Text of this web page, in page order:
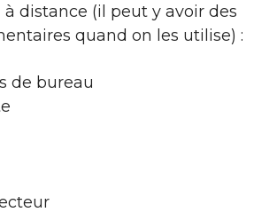
distance (il peut y avoir des
quand on les utilise) :
de bureau